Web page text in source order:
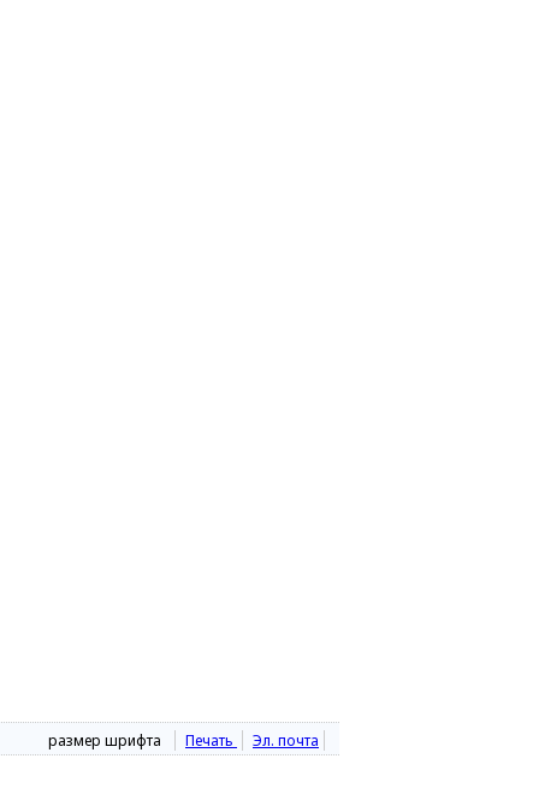
размер шрифта Печать Эл. почта